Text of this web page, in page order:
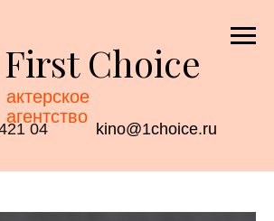
актерское
агентство
First Choice
04
kino@1choice.ru